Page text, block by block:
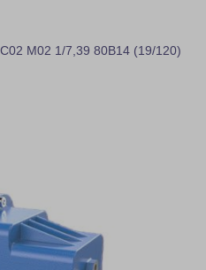
M02 1/7,39 80B14 (19/120)